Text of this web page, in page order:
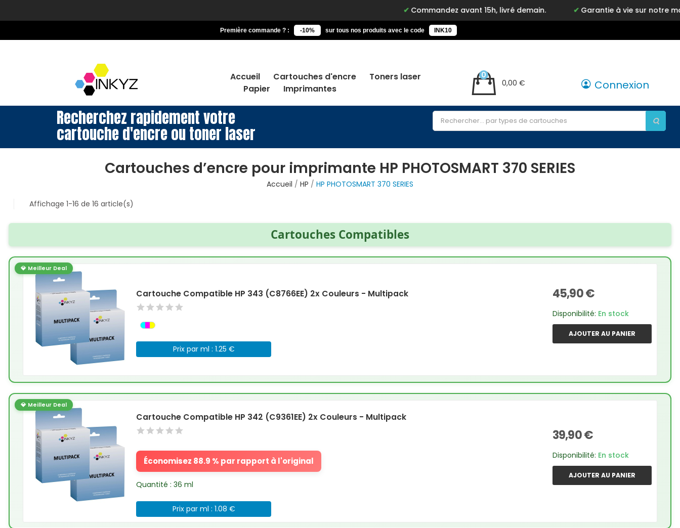
Commandez avant 15h, livré demain. Garantie à vie sur notre marque Inkyz
Première commande ? : -10% sur tous nos produits avec le code INK10
Accueil Cartouches d'encre
Toners laser
Papier
Imprimantes
0,00 €
0
Connexion
Recherchez rapidement votre
cartouche d'encre ou toner laser
Cartouches d’encre pour imprimante HP PHOTOSMART 370 SERIES
Accueil HP
HP PHOTOSMART 370 SERIES
Affichage 1-16 de 16 article(s)
Cartouches Compatibles
💎 Meilleur Deal
Cartouche Compatible HP 343 (C8766EE) 2x Couleurs - Multipack
Prix par ml : 1.25 €
45,90 €
Disponibilité: En stock
AJOUTER AU PANIER
💎 Meilleur Deal
Cartouche Compatible HP 342 (C9361EE) 2x Couleurs - Multipack
Économisez 88.9 % par rapport à l'original
Quantité : 36 ml
Prix par ml : 1.08 €
39,90 €
Disponibilité: En stock
AJOUTER AU PANIER